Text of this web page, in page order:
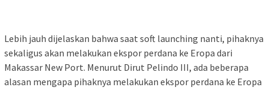
Lebih jauh dijelaskan bahwa saat soft launching nanti, pihaknya
sekaligus akan melakukan ekspor perdana ke Eropa dari
Makassar New Port. Menurut Dirut Pelindo III, ada beberapa
alasan mengapa pihaknya melakukan ekspor perdana ke Eropa